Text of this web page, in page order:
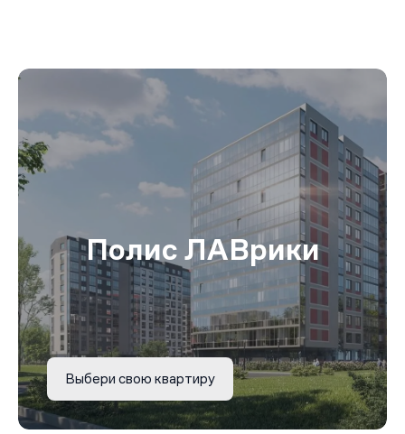
Полис ЛАВрики
Выбери свою квартиру